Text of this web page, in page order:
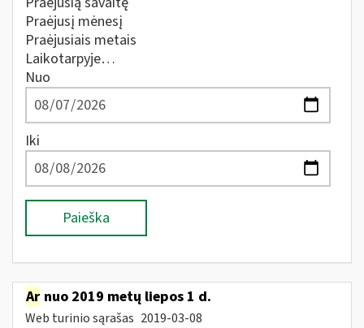
Praėjusį mėnesį
Praėjusiais metais
Laikotarpyje…
Nuo
Iki
Paieška
Ar nuo 2019 metų liepos 1 d.
Web turinio sąrašas 2019-03-08